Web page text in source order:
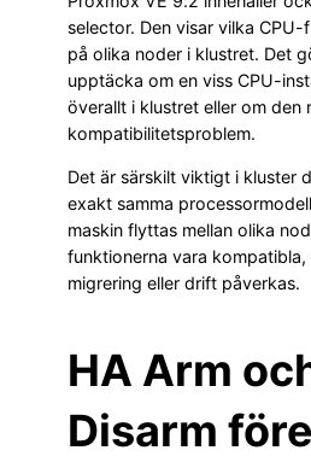
selector. Den visar vilka
på olika noder i klustret. Det
upptäcka om en viss CPU-
överallt i klustret eller om den
kompatibilitetsproblem.
Det är särskilt viktigt i kluster
exakt samma
maskin flyttas mellan olika
funktionerna vara kompatibla,
migrering eller drift påverkas.
HA Arm
Disarm